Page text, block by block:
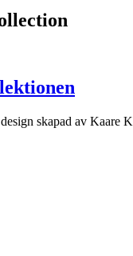
skapad av Kaare